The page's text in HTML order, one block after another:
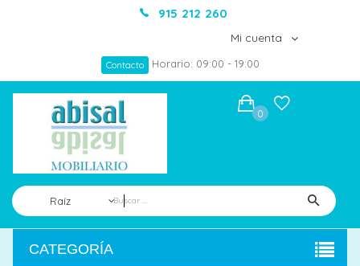
915 212 260
Mi cuenta
Contacto Horario: 09:00 - 19:00
Raíz
0
CATEGORÍA